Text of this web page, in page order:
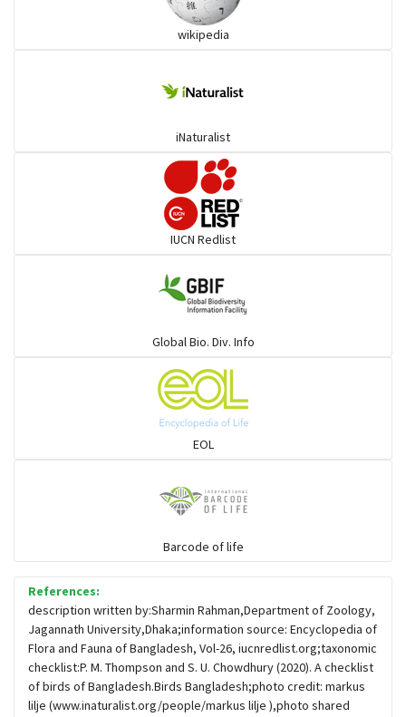
চড়ুই-বাবুই-খঞ্জন-তুলিকা-মুনিয়া
চড়ুই-বাবুই-খঞ্জন-তুলিকা-মুনিয়া
চিল-বাজ -ঈগল-শিকরে
চ্যাগা, বাটান, জিরিয়া ও তাদের সহজাত
ছোট মাছরাঙা
ছোটন প্রিনা
wikipedia
iNaturalist
IUCN Redlist
Global Bio. Div. Info
EOL
Barcode of life
References:
description written by:Sharmin Rahman,Department of Zoology,
Jagannath University,Dhaka;information source: Encyclopedia of
Flora and Fauna of Bangladesh, Vol-26, iucnredlist.org;taxonomic
checklist:P. M. Thompson and S. U. Chowdhury (2020). A checklist
of birds of Bangladesh.Birds Bangladesh;photo credit: markus
lilje (www.inaturalist.org/people/markus lilje ),photo shared